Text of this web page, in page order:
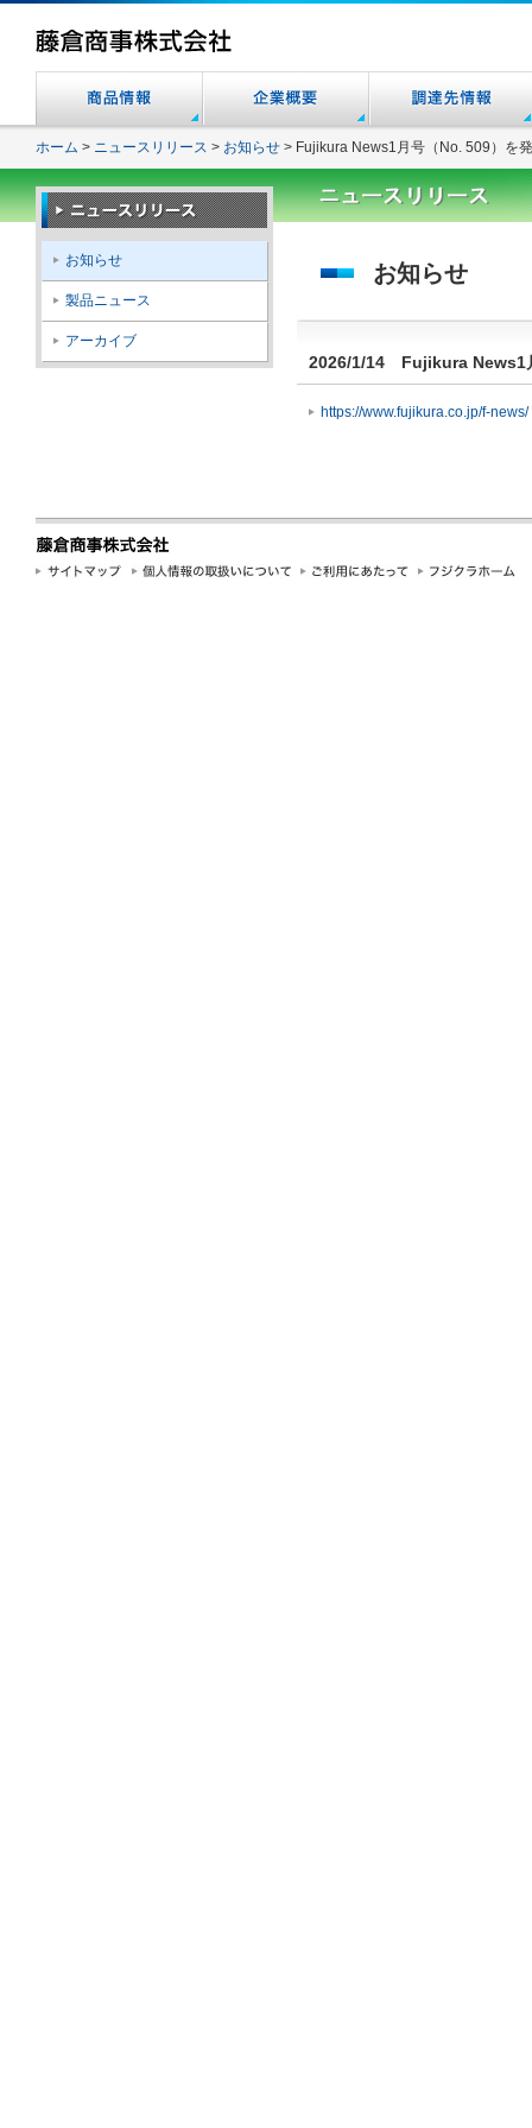
ホーム > ニュースリリース > お知らせ > Fujikura News1月号（No. 509）を
お知らせ
製品ニュース
アーカイブ
お知らせ
2026/1/14 Fujikura News1
https://www.fujikura.co.jp/f-